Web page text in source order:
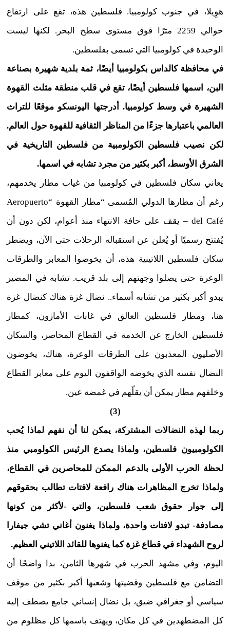
هوِيلا، في جنوب كولومبيا. فلسطين هذه، تقع على ارتفاع
حوالي 2259 مترًا فوق مستوى سطح البحر. لكنها ليست
الوحيدة في كولومبيا التي تسمى بفلسطين.
في محافظة كالداس بكولومبيا أيضًا، ثمة بلدية شهيرة بصناعة
البن، اسمها فلسطين أيضًا، تقع في قلب منطقة مثلث القهوة
الشهيرة في وسط كولومبيا. أدرجتها اليونسكو موقعًا للتراث
العالمي باعتبارها جزءًا من المناظر الثقافية للقهوة حول العالم.
لكن نصيب فلسطين الكولومبية من فلسطين التاريخية في
الشرق الأوسط، أكبر بكثير من مجرد تشابه في اسمها.
يعاني سكان فلسطين في كولومبيا من غياب مطار يخدمهم،
رغم أن مطارها الدولي المُسمى “مطار القهوة “Aeropuerto
del Café – يقف على حافة الانتهاء منذ أعوام، لكن دون أن
يُفتتح رسميًا أو يُعلن عن استقباله الرحلات حتى الآن، ويضطر
سكان فلسطين اللاتينية هذه، أن يخوضوا المعابر والطرقات
الوعرة حتى يصلوا وجهتهم إلى بلد قريب. تشابه في المصير
يبدو أكبر بكثير من تشابه أسماء.. نضال غزة هناك كنضال غزة
هنا، ومطار فلسطين العالق في غابات الأمازون، كمطار
فلسطين الخارج عن الخدمة في القطاع المحاصر، والسكان
الأصليون المعذبون على الطرقات الوعرة، هناك، يخوضون
النضال نفسه الذي يخوضه الواقفون اليوم على معابر القطاع
وخلفهم مطار يمكن أن يقلّهم في غمضة عين.
(3)
ربما لهذه النضالات المشتركة، يمكن لنا أن نفهم لماذا يُحب
الكولومبيون فلسطين، ولماذا يصدع الرئيس الكولومبي منذ
لحظة الحرب الأولى بالدعم الممكن للمحاصرين في القطاع،
ولماذا تخرج المظاهرات هناك رافعة لافتات تطالب بحقوقهم
إلى جوار حقوق شعب فلسطين، والتي -لأكثر من كونها
مصادفة- تبدو لافتات واحدة، ولماذا يغنون أغاني تشي جيفارا
لروح الشهداء في قطاع غزة كما يغنوها للقائد اللاتيني العظيم.
اليوم، وفي مشهد الحرب في شهرها الثامن، بدا واضحًا أن
التضامن مع فلسطين وقضيتها وشعبها أكبر بكثير من موقف
سياسي أو جغرافي ضيق، بل نضال إنساني جامع يصطف إليه
كل المضطهدين في كل مكان، ويهتف باسمها كل مظلوم من